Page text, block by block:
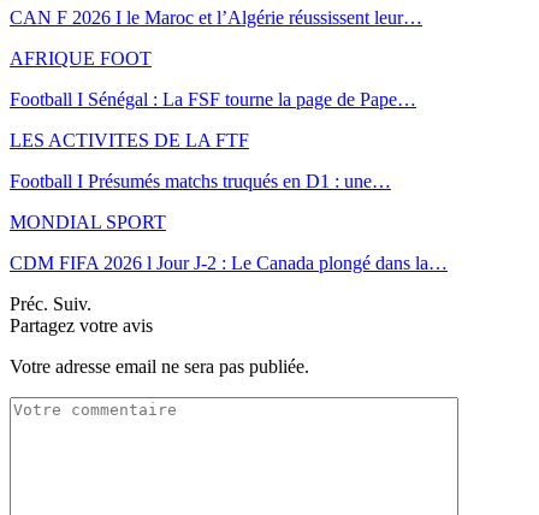
CAN F 2026 I le Maroc et l’Algérie réussissent leur…
AFRIQUE FOOT
Football I Sénégal : La FSF tourne la page de Pape…
LES ACTIVITES DE LA FTF
Football I Présumés matchs truqués en D1 : une…
MONDIAL SPORT
CDM FIFA 2026 l Jour J-2 : Le Canada plongé dans la…
Préc. Suiv.
Partagez votre avis
Votre adresse email ne sera pas publiée.